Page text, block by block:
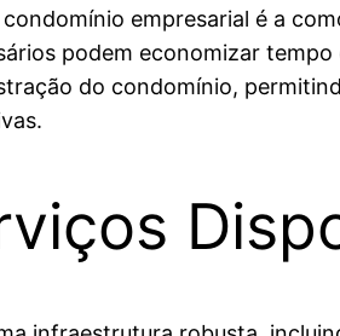
empresarial é a
podem economizar
do condomínio,